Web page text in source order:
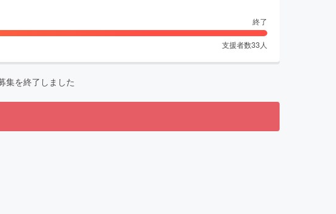
終了
支援者数33 人
集を終了しました